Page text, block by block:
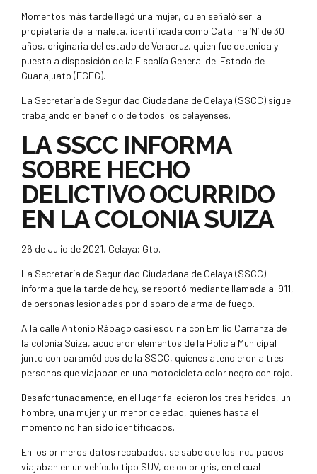
Momentos más tarde llegó una mujer, quien señaló ser la
propietaria de la maleta, identificada como Catalina ‘N’ de 30
años, originaria del estado de Veracruz, quien fue detenida y
puesta a disposición de la Fiscalía General del Estado de
Guanajuato (FGEG).
La Secretaría de Seguridad Ciudadana de Celaya (SSCC) sigue
trabajando en beneficio de todos los celayenses.
LA SSCC INFORMA
SOBRE HECHO
DELICTIVO OCURRIDO
EN LA COLONIA SUIZA
26 de Julio de 2021, Celaya; Gto.
La Secretaría de Seguridad Ciudadana de Celaya (SSCC)
informa que la tarde de hoy, se reportó mediante llamada al 911,
de personas lesionadas por disparo de arma de fuego.
A la calle Antonio Rábago casi esquina con Emilio Carranza de
la colonia Suiza, acudieron elementos de la Policía Municipal
junto con paramédicos de la SSCC, quienes atendieron a tres
personas que viajaban en una motocicleta color negro con rojo.
Desafortunadamente, en el lugar fallecieron los tres heridos, un
hombre, una mujer y un menor de edad, quienes hasta el
momento no han sido identificados.
En los primeros datos recabados, se sabe que los inculpados
viajaban en un vehículo tipo SUV, de color gris, en el cual